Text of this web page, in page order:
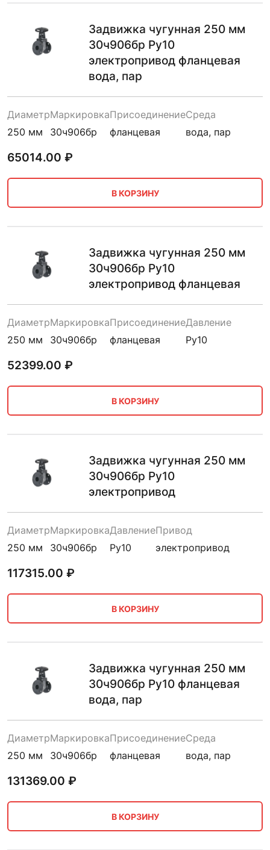
Задвижка чугунная 250 мм
30ч906бр Ру10
электропривод фланцевая
вода, пар
Диаметр
250 мм
Маркировка
30ч906бр
Присоединение
фланцевая
Среда
вода, пар
65014.00 ₽
В КОРЗИНУ
Задвижка чугунная 250 мм
30ч906бр Ру10
электропривод фланцевая
Диаметр
250 мм
Маркировка
30ч906бр
Присоединение
фланцевая
Давление
Ру10
52399.00 ₽
В КОРЗИНУ
Задвижка чугунная 250 мм
30ч906бр Ру10
электропривод
Диаметр
250 мм
Маркировка
30ч906бр
Давление
Ру10
Привод
электропривод
117315.00 ₽
В КОРЗИНУ
Задвижка чугунная 250 мм
30ч906бр Ру10 фланцевая
вода, пар
Диаметр
250 мм
Маркировка
30ч906бр
Присоединение
фланцевая
Среда
вода, пар
131369.00 ₽
В КОРЗИНУ